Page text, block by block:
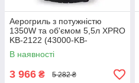
Аерогриль з потужністю
1350W та об'ємом 5,5л XPRO
KB-2122 (43000-KB-
2122_2442)
В наявності
3 966 ₴ 5 282 ₴